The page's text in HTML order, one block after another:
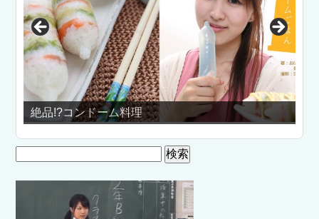
絶品!?コンドーム料理 ノエル